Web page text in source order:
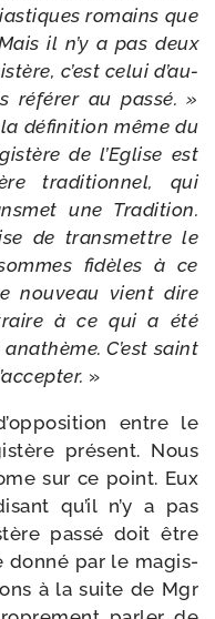
romains que
il n’y a pas deux
c’est celui d’au­
réfé­rer au pas­sé. »
défi­ni­tion même du
de l’Eglise est
tra­di­tion­nel, qui
une Tradition.
de trans­mettre le
fidèles à ce
nou­veau vient dire
à ce qui a été
C’est saint
»
entre le
pré­sent. Nous
sur ce point. Eux
qu’il n’y a pas
pas­sé doit être
don­né par le magis­
à la suite de Mgr